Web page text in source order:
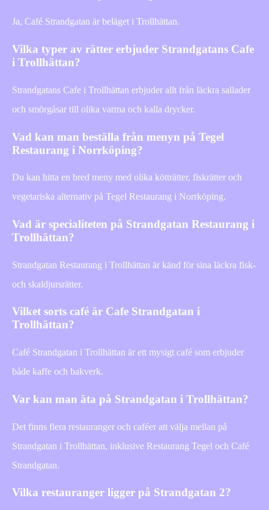
Ja, Café Strandgatan är beläget i Trollhättan.
Vilka typer av rätter erbjuder Strandgatans Cafe
i Trollhättan?
Strandgatans Cafe i Trollhättan erbjuder allt från läckra sallader
och smörgåsar till olika varma och kalla drycker.
Vad kan man beställa från menyn på Tegel
Restaurang i Norrköping?
Du kan hitta en bred meny med olika kötträtter, fiskrätter och
vegetariska alternativ på Tegel Restaurang i Norrköping.
Vad är specialiteten på Strandgatan Restaurang i
Trollhättan?
Strandgatan Restaurang i Trollhättan är känd för sina läckra fisk-
och skaldjursrätter.
Vilket sorts café är Cafe Strandgatan i
Trollhättan?
Café Strandgatan i Trollhättan är ett mysigt café som erbjuder
både kaffe och bakverk.
Var kan man äta på Strandgatan i Trollhättan?
Det finns flera restauranger och caféer att välja mellan på
Strandgatan i Trollhättan, inklusive Restaurang Tegel och Café
Strandgatan.
Vilka restauranger ligger på Strandgatan 2?